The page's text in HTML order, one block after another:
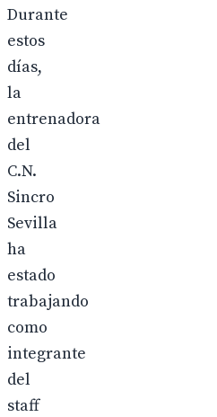
Durante
estos
días,
la
entrenadora
del
C.N.
Sincro
Sevilla
ha
estado
trabajando
como
integrante
del
staff